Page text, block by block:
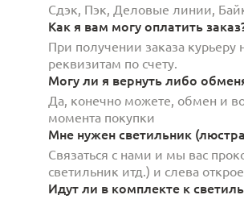
Сдэк, Пэк, Деловые линии,
Как я вам могу оплатить
При получении заказа
реквизитам по счету.
Могу ли я вернуть либо
Да, конечно можете, обмен и
момента покупки
Мне нужен светильник
Связаться с нами и мы вас
светильник итд.) и слева
Идут ли в комплекте к